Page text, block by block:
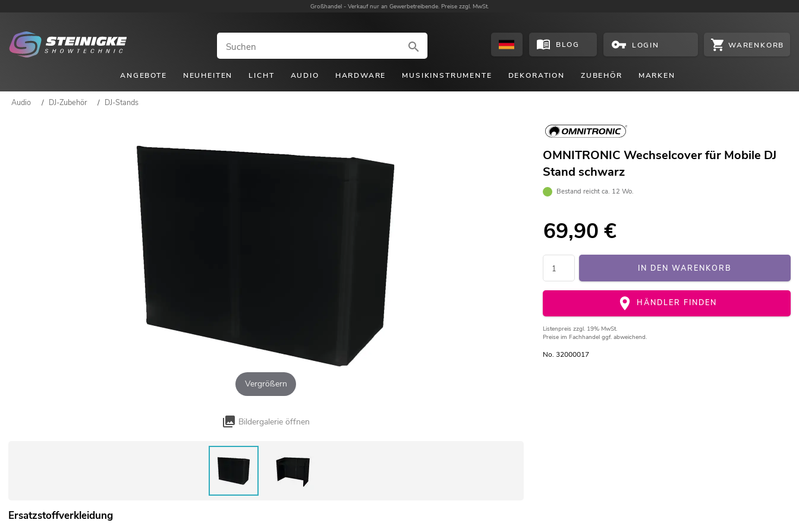
Großhandel - Verkauf nur an Gewerbetreibende. Preise zzgl. MwSt.
BLOG LOGIN WARENKORB
ANGEBOTE NEUHEITEN LICHT AUDIO HARDWARE MUSIKINSTRUMENTE DEKORATION ZUBEHÖR MARKEN
Audio / DJ-Zubehör / DJ-Stands
Vergrößern
Bildergalerie öffnen
OMNITRONIC Wechselcover für Mobile DJ
Stand schwarz
Bestand reicht ca. 12 Wo.
69,90 €
IN DEN WARENKORB
HÄNDLER FINDEN
Listenpreis zzgl. 19% MwSt.
Preise im Fachhandel ggf. abweichend.
No. 32000017
Ersatzstoffverkleidung